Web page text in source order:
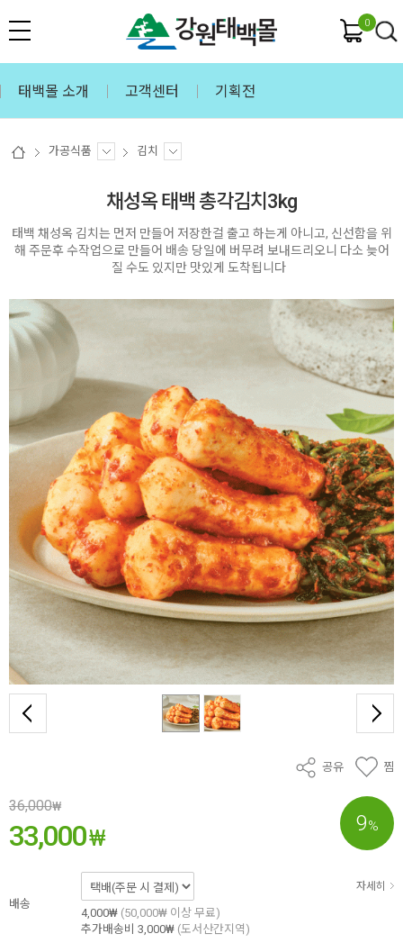
0
태백몰 소개 고객센터 기획전
가공식품 김치
채성옥 태백 총각김치3kg
태백 채성옥 김치는 먼저 만들어 저장한걸 출고 하는게 아니고, 신선함을 위
해 주문후 수작업으로 만들어 배송 당일에 버무려 보내드리오니 다소 늦어
질 수도 있지만 맛있게 도착됩니다
공유 찜
9%
36,000₩
33,000₩
배송
자세히
4,000₩ (50,000₩ 이상 무료)
추가배송비 3,000₩ (도서산간지역)